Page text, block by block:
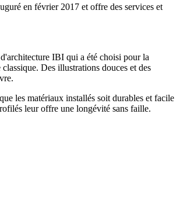
en février 2017 et offre des services et
IBI qui a été choisi pour la
Des illustrations douces et des
les matériaux installés soit durables et facile
leur offre une longévité sans faille.